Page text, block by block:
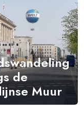
de
Muur